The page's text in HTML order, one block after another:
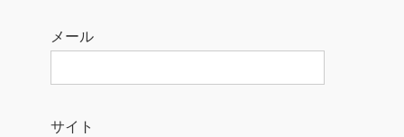
メール
サイト